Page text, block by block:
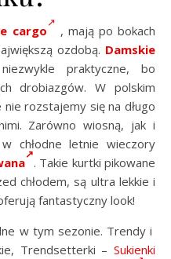
cargo
, mają po bokach
ozdobą. Damskie
praktyczne, bo
drobiazgów. W polskim
rozstajemy się na długo
Zarówno wiosną, jak i
chłodne letnie wieczory
. Takie kurtki pikowane
chłodem, są ultra lekkie i
fantastyczny look!
w tym sezonie. Trendy i
Trendsetterki –Sukienki